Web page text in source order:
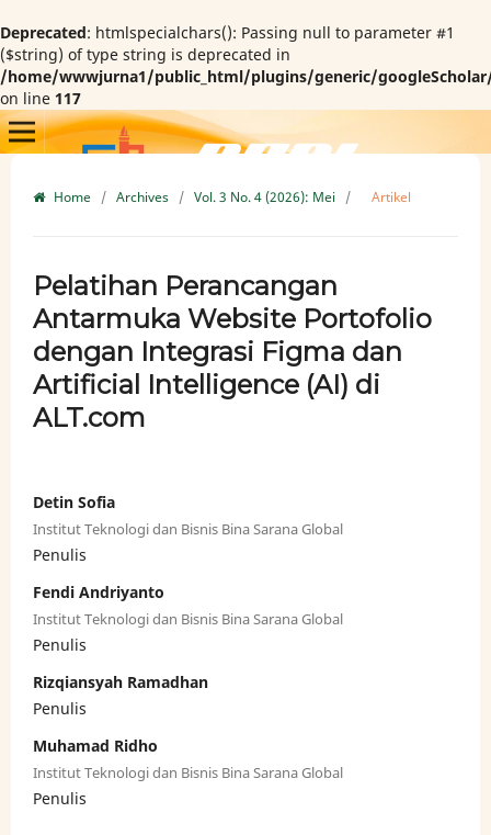
Deprecated: htmlspecialchars(): Passing null to parameter #1
($string) of type string is deprecated in
/home/wwwjurna1/public_html/plugins/generic/
on line 117
Home / Archives / Vol. 3 No. 4 (2026): Mei / Artikel
Pelatihan Perancangan
Antarmuka Website Portofolio
dengan Integrasi Figma dan
Artificial Intelligence (AI) di
ALT.com
Detin Sofia
Institut Teknologi dan Bisnis Bina Sarana Global
Penulis
Fendi Andriyanto
Institut Teknologi dan Bisnis Bina Sarana Global
Penulis
Rizqiansyah Ramadhan
Penulis
Muhamad Ridho
Institut Teknologi dan Bisnis Bina Sarana Global
Penulis